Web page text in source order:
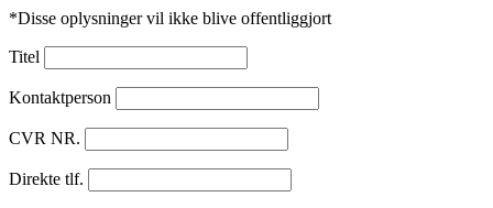
*Disse oplysninger vil ikke blive offentliggjort
Titel
Kontaktperson
CVR NR.
Direkte tlf.